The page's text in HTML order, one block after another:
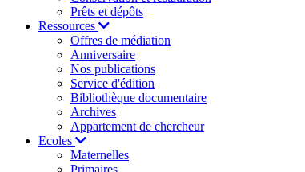
Prêts et dépôts
Ressources
Offres de médiation
Anniversaire
Nos publications
Service d'édition
Bibliothèque documentaire
Archives
Appartement de chercheur
Ecoles
Maternelles
Primaires